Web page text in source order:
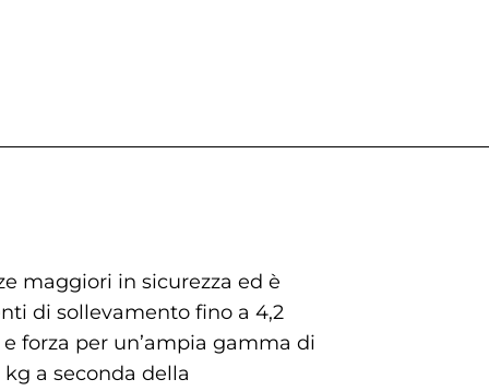
maggiori in sicurezza ed è
di sollevamento fino a 4,2
forza per un’ampia gamma di
a seconda della